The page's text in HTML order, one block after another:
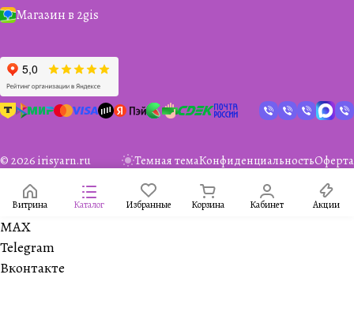
Магазин в 2gis
© 2026 irisyarn.ru Темная темаКонфиденциальностьОферта
Витрина Каталог Избранные Корзина Кабинет Акции
MAX
Telegram
Вконтакте